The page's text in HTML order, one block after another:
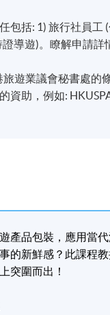
包括: 1) 旅行社員工
導遊)。瞭解申請詳
旅遊業議會秘書處的
資助，例如:
產品包裝 ，應用當
的新鮮感？ 此課程
突圍而出！